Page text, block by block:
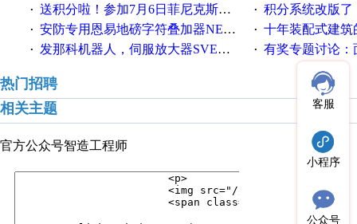
· 送积分啦！参加7月6日菲尼克斯在线研讨会即得 · 积分系统改版了，重说
· 安防专用恩易地磅字符叠加器NE-DB-7014 · 十年装配式建
· 发那科机器人，伺服放大器SVEMG指示灯亮 · 有奖专题讨论：面对低压变
热门招聘
相关主题
官方公众号智造工程师
客服
小程序
公众号